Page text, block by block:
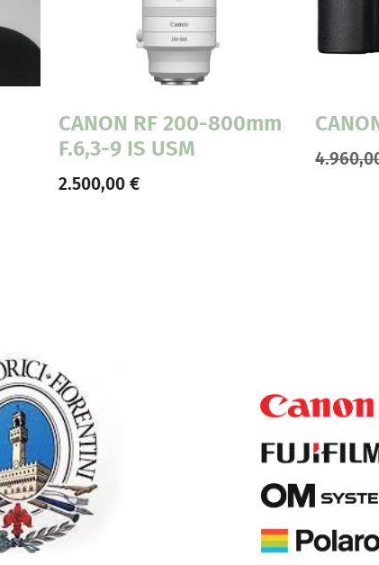
CANON RF 200-800mm
F.6,3-9 IS USM
2.500,00 €